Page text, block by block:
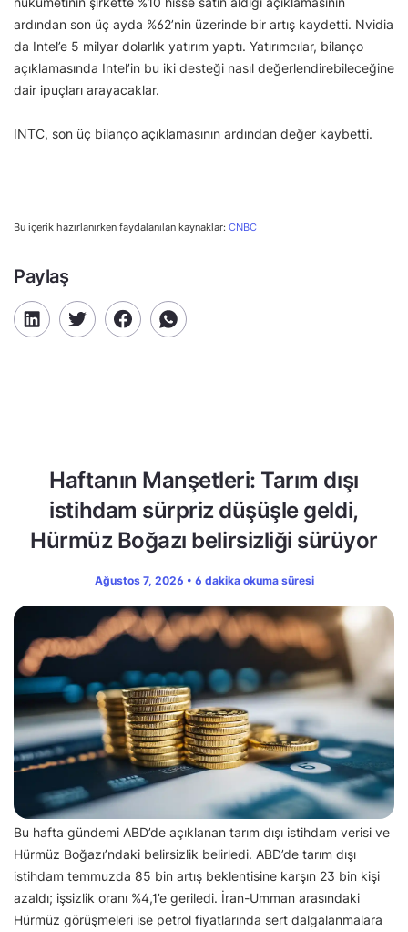
ardından son üç ayda %62’nin üzerinde bir artış kaydetti. Nvidia
da Intel’e 5 milyar dolarlık yatırım yaptı. Yatırımcılar, bilanço
açıklamasında Intel’in bu iki desteği nasıl değerlendirebileceğine
dair ipuçları arayacaklar.
INTC, son üç bilanço açıklamasının ardından değer kaybetti.
Bu içerik hazırlanırken faydalanılan kaynaklar: CNBC
Paylaş
Haftanın Manşetleri: Tarım dışı
istihdam sürpriz düşüşle geldi,
Hürmüz Boğazı belirsizliği sürüyor
Ağustos 7, 2026 • 6 dakika okuma süresi
Bu hafta gündemi ABD’de açıklanan tarım dışı istihdam verisi ve
Hürmüz Boğazı’ndaki belirsizlik belirledi. ABD’de tarım dışı
istihdam temmuzda 85 bin artış beklentisine karşın 23 bin kişi
azaldı; işsizlik oranı %4,1’e geriledi. İran-Umman arasındaki
Hürmüz görüşmeleri ise petrol fiyatlarında sert dalgalanmalara